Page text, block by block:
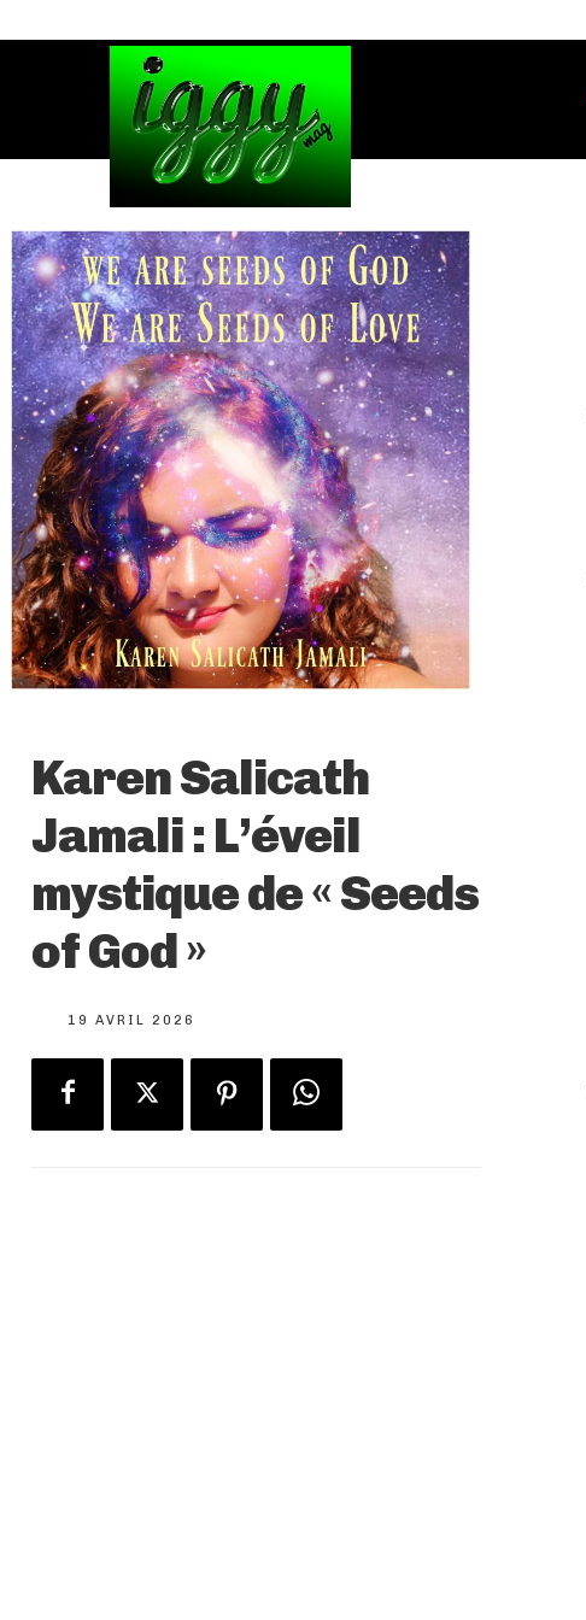
Karen Salicath
Jamali : L’éveil
mystique de « Seeds
of God »
19 AVRIL 2026